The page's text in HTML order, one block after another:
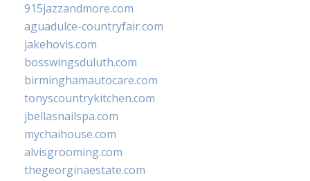
915jazzandmore.com
aguadulce-countryfair.com
jakehovis.com
bosswingsduluth.com
birminghamautocare.com
tonyscountrykitchen.com
jbellasnailspa.com
mychaihouse.com
alvisgrooming.com
thegeorginaestate.com